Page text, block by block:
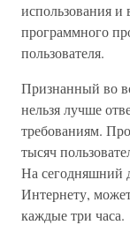
использования
программного
пользователя.
Признанный во
нельзя лучше
требованиям.
тысяч
На сегодняшний
Интернету,
каждые три часа.